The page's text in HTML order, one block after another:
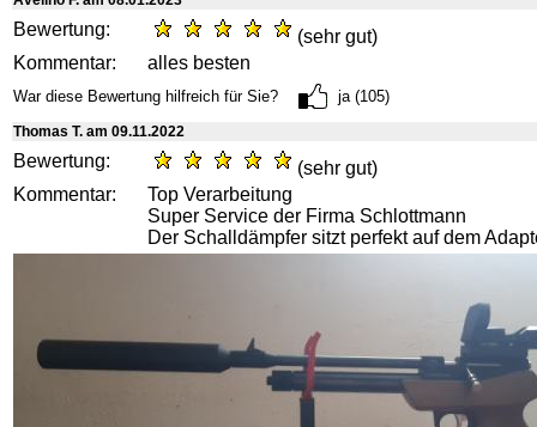
Bewertung:
(sehr gut)
Kommentar:
alles besten
War diese Bewertung hilfreich für Sie? ja (105)
Thomas T. am 09.11.2022
Bewertung:
(sehr gut)
Kommentar:
Top Verarbeitung
Super Service der Firma Schlottmann
Der Schalldämpfer sitzt perfekt auf dem